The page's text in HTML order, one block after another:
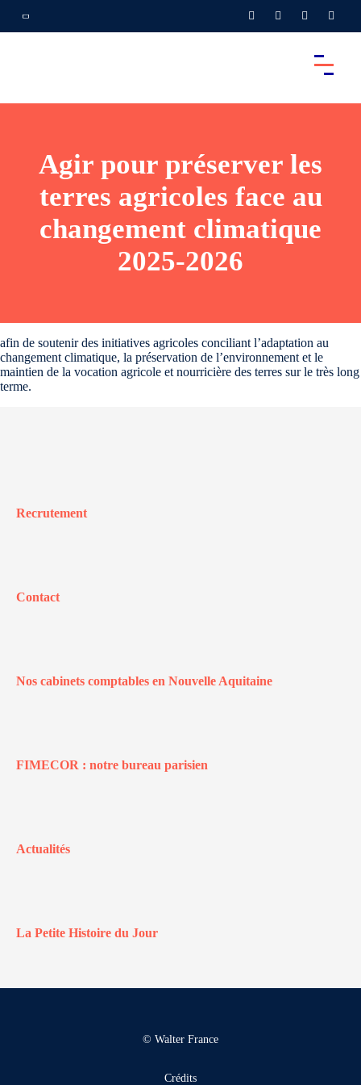
Agir pour préserver les
terres agricoles face au
changement climatique
2025-2026
afin de soutenir des initiatives agricoles conciliant l’adaptation au
changement climatique, la préservation de l’environnement et le
maintien de la vocation agricole et nourricière des terres sur le très long
terme.
Recrutement
Contact
Nos cabinets comptables en Nouvelle Aquitaine
FIMECOR : notre bureau parisien
Actualités
La Petite Histoire du Jour
© Walter France
Crédits